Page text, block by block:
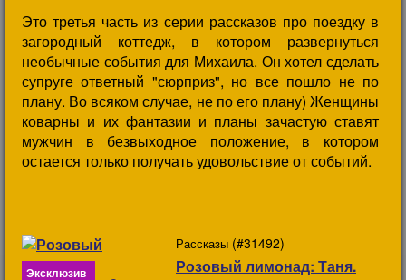
Это третья часть из серии рассказов про поездку в
загородный коттедж, в котором развернуться
необычные события для Михаила. Он хотел сделать
супруге ответный "сюрприз", но все пошло не по
плану. Во всяком случае, не по его плану) Женщины
коварны и их фантазии и планы зачастую ставят
мужчин в безвыходное положение, в котором
остается только получать удовольствие от событий.
Эксклюзив
Рассказы (#31492)
Розовый лимонад: Таня.